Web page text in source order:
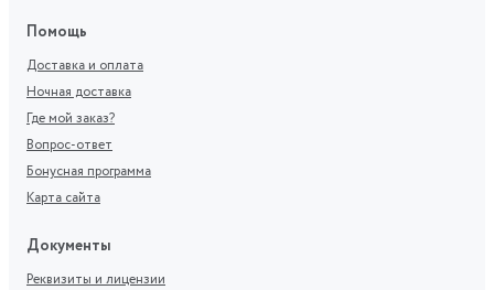
Помощь
Доставка и оплата
Ночная доставка
Где мой заказ?
Вопрос-ответ
Бонусная программа
Карта сайта
Документы
Реквизиты и лицензии